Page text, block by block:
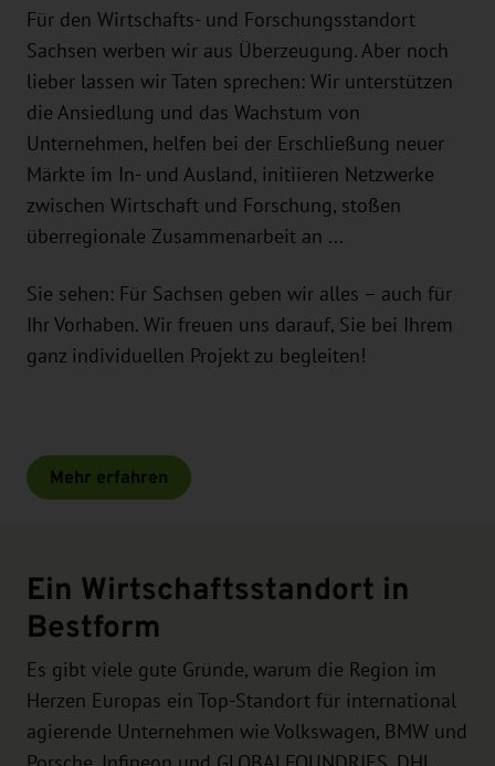
Für den Wirtschafts- und Forschungsstandort
Sachsen werben wir aus Überzeugung. Aber noch
lieber lassen wir Taten sprechen: Wir unterstützen
die Ansiedlung und das Wachstum von
Unternehmen, helfen bei der Erschließung neuer
Märkte im In- und Ausland, initiieren Netzwerke
zwischen Wirtschaft und Forschung, stoßen
überregionale Zusammenarbeit an ...
Sie sehen: Für Sachsen geben wir alles – auch für
Ihr Vorhaben. Wir freuen uns darauf, Sie bei Ihrem
ganz individuellen Projekt zu begleiten!
Mehr erfahren
Ein Wirtschaftsstandort in
Bestform
Es gibt viele gute Gründe, warum die Region im
Herzen Europas ein Top-Standort für international
agierende Unternehmen wie Volkswagen, BMW und